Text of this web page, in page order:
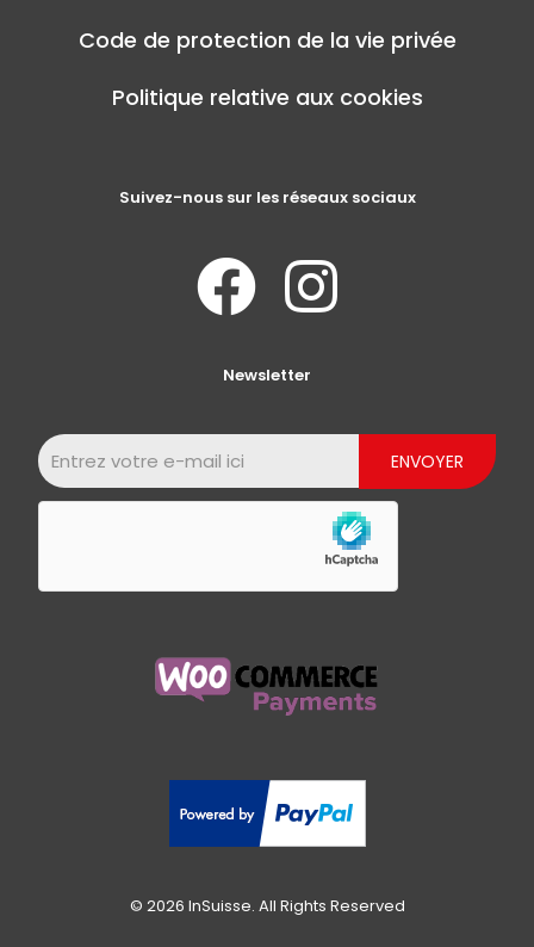
Code de protection de la vie privée
Politique relative aux cookies
Suivez-nous sur les réseaux sociaux
Newsletter
© 2026 InSuisse. All Rights Reserved